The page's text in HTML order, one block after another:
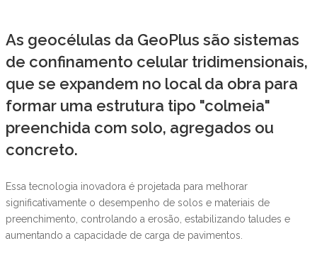
As geocélulas da GeoPlus são sistemas
de confinamento celular tridimensionais,
que se expandem no local da obra para
formar uma estrutura tipo "colmeia"
preenchida com solo, agregados ou
concreto.
Essa tecnologia inovadora é projetada para melhorar
significativamente o desempenho de solos e materiais de
preenchimento, controlando a erosão, estabilizando taludes e
aumentando a capacidade de carga de pavimentos.